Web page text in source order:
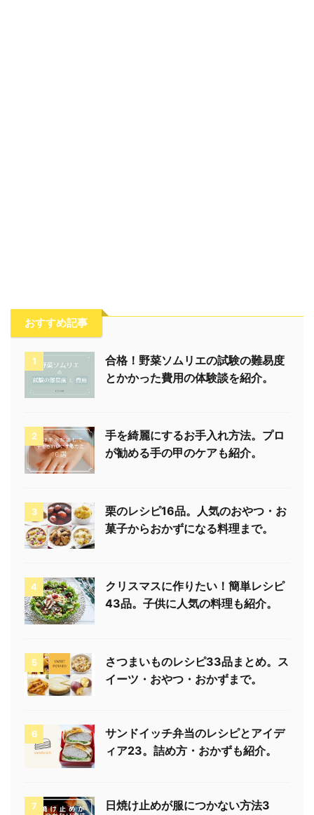
おすすめ記事
1
合格！野菜ソムリエの試験の難易度
とかかった費用の体験談を紹介。
2
手を綺麗にするお手入れ方法。プロ
が勧める手の甲のケアも紹介。
3
栗のレシピ16品。人気のおやつ・お
菓子からおかずになる料理まで。
4
クリスマスに作りたい！簡単レシピ
43品。子供に人気の料理も紹介。
5
さつまいものレシピ33品まとめ。ス
イーツ・おやつ・おかずまで。
6
サンドイッチ弁当のレシピとアイデ
ィア23。詰め方・おかずも紹介。
7
日焼け止めが服につかない方法3